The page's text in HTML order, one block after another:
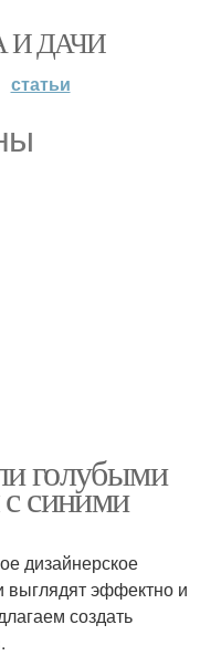
И ДАЧИ
статьи
голубыми
с синими
дизайнерское
эффектно и
создать